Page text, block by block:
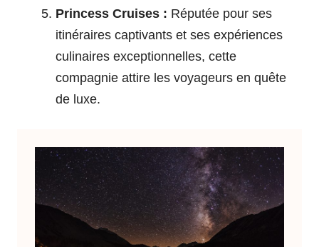
Princess Cruises : Réputée pour ses
itinéraires captivants et ses expériences
culinaires exceptionnelles, cette
compagnie attire les voyageurs en quête
de luxe.